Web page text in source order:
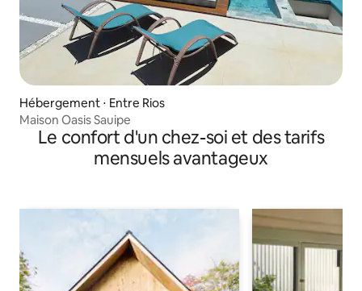
Hébergement ⋅ Entre Rios
Maison Oasis Sauipe
Le confort d'un chez-soi et des tarifs
mensuels avantageux